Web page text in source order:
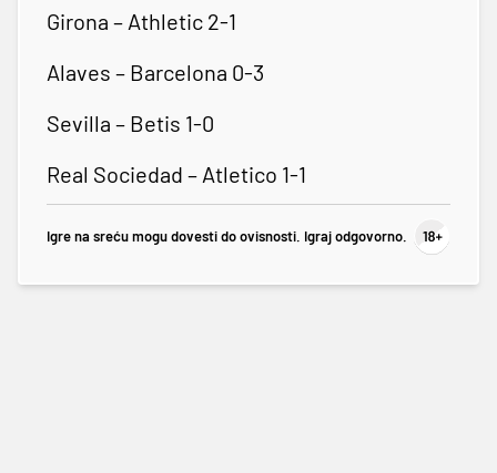
Girona – Athletic 2-1
Alaves – Barcelona 0-3
Sevilla – Betis 1-0
Real Sociedad – Atletico 1-1
Igre na sreću mogu dovesti do ovisnosti. Igraj odgovorno.